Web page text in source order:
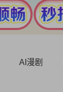
AI漫剧